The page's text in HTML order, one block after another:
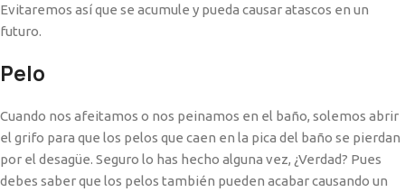
Evitaremos así que se acumule y pueda causar atascos en un
futuro.
Pelo
Cuando nos afeitamos o nos peinamos en el baño, solemos abrir
el grifo para que los pelos que caen en la pica del baño se pierdan
por el desagüe. Seguro lo has hecho alguna vez, ¿Verdad? Pues
debes saber que los pelos también pueden acabar causando un